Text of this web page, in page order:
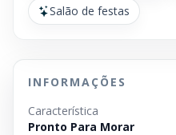
Salão de festas
INFORMAÇÕES
Característica
Pronto Para Morar